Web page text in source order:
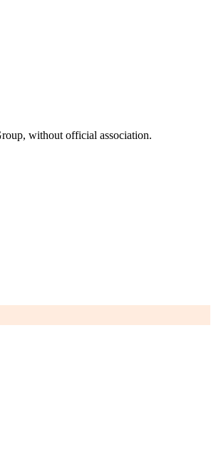
without official association.